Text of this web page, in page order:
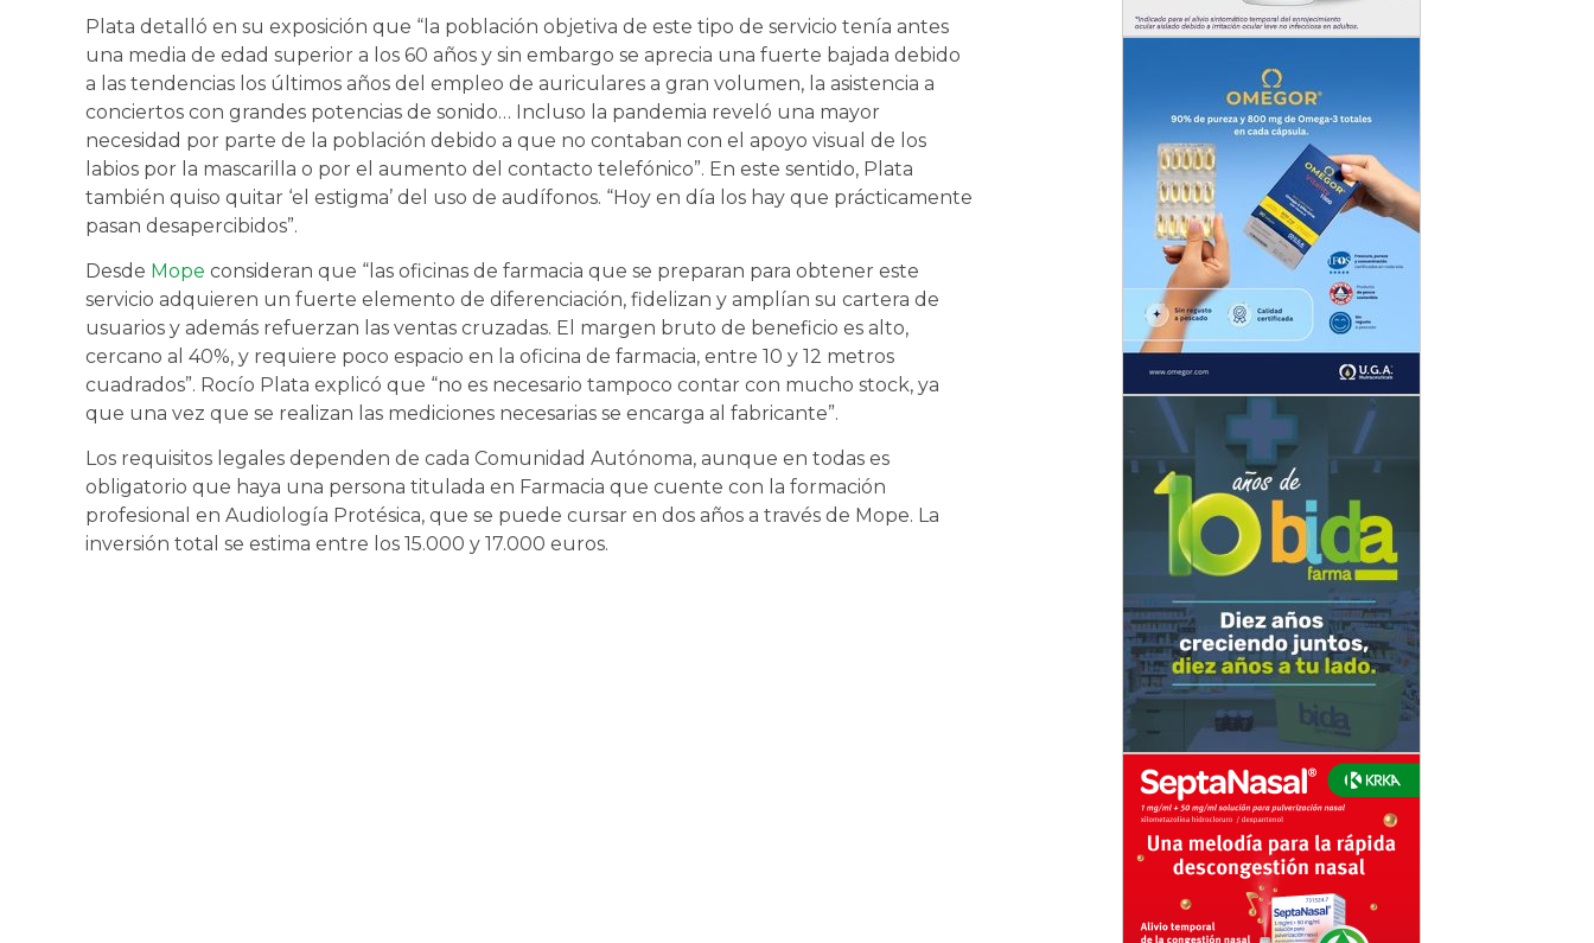
Plata detalló en su exposición que “la población objetiva de este tipo de servicio tenía antes
una media de edad superior a los 60 años y sin embargo se aprecia una fuerte bajada debido
a las tendencias los últimos años del empleo de auriculares a gran volumen, la asistencia a
conciertos con grandes potencias de sonido… Incluso la pandemia reveló una mayor
necesidad por parte de la población debido a que no contaban con el apoyo visual de los
labios por la mascarilla o por el aumento del contacto telefónico”. En este sentido, Plata
también quiso quitar ‘el estigma’ del uso de audífonos. “Hoy en día los hay que prácticamente
pasan desapercibidos”.
Desde Mope consideran que “las oficinas de farmacia que se preparan para obtener este
servicio adquieren un fuerte elemento de diferenciación, fidelizan y amplían su cartera de
usuarios y además refuerzan las ventas cruzadas. El margen bruto de beneficio es alto,
cercano al 40%, y requiere poco espacio en la oficina de farmacia, entre 10 y 12 metros
cuadrados”. Rocío Plata explicó que “no es necesario tampoco contar con mucho stock, ya
que una vez que se realizan las mediciones necesarias se encarga al fabricante”.
Los requisitos legales dependen de cada Comunidad Autónoma, aunque en todas es
obligatorio que haya una persona titulada en Farmacia que cuente con la formación
profesional en Audiología Protésica, que se puede cursar en dos años a través de Mope. La
inversión total se estima entre los 15.000 y 17.000 euros.